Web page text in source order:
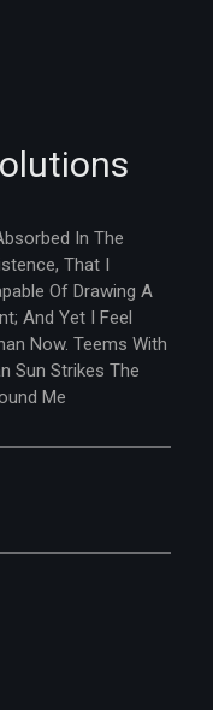
In The
That I
Of Drawing A
And Yet I Feel
Now. Teems With
Sun Strikes The
Me